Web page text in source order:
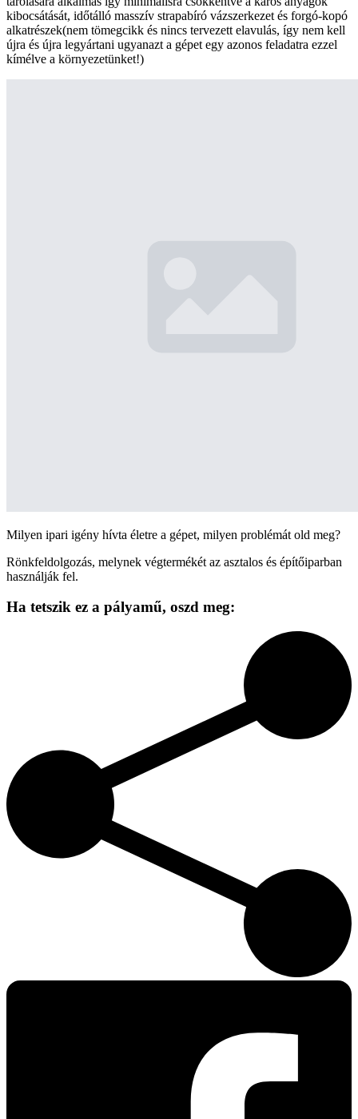
kibocsátását, időtálló masszív strapabíró vázszerkezet és forgó-kopó
alkatrészek(nem tömegcikk és nincs tervezett elavulás, így nem kell
újra és újra legyártani ugyanazt a gépet egy azonos feladatra ezzel
kímélve a környezetünket!)
Milyen ipari igény hívta életre a gépet, milyen problémát old meg?
Rönkfeldolgozás, melynek végtermékét az asztalos és építőiparban
használják fel.
Ha tetszik ez a pályamű, oszd meg: